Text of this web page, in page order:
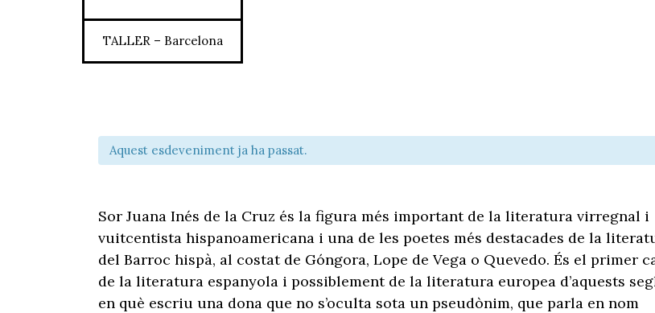
TALLER – Barcelona
Aquest esdeveniment ja ha passat.
Sor Juana Inés de la Cruz és la figura més important de la literatura virregnal i
vuitcentista hispanoamericana i una de les poetes més destacades de la
del Barroc hispà, al costat de Góngora, Lope de Vega o Quevedo. És el primer
de la literatura espanyola i possiblement de la literatura europea d’aquests
en què escriu una dona que no s’oculta sota un pseudònim, que parla en nom